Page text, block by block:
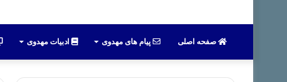
صفحه اصلی پیام های مهدوی ادبیات مهدوی